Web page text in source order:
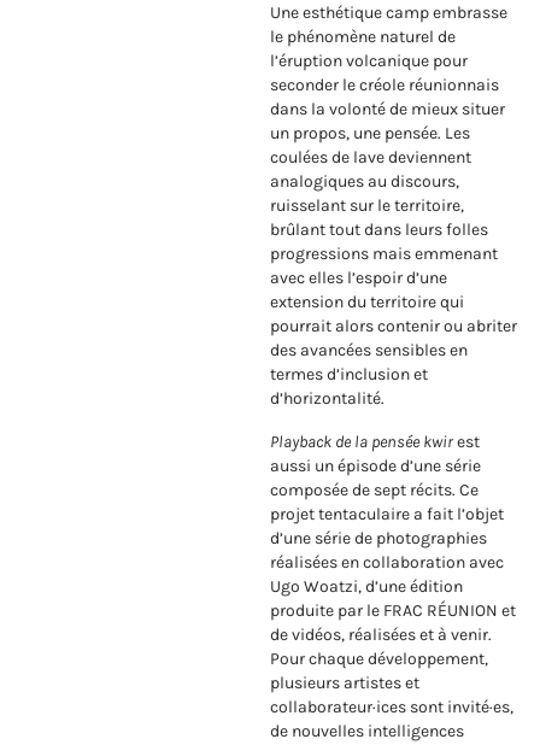
Une esthétique camp embrasse
le phénomène naturel de
l’éruption volcanique pour
seconder le créole réunionnais
dans la volonté de mieux situer
un propos, une pensée. Les
coulées de lave deviennent
analogiques au discours,
ruisselant sur le territoire,
brûlant tout dans leurs folles
progressions mais emmenant
avec elles l’espoir d’une
extension du territoire qui
pourrait alors contenir ou abriter
des avancées sensibles en
termes d’inclusion et
d’horizontalité.
Playback de la pensée kwirest
aussi un épisode d’une série
composée de sept récits. Ce
projet tentaculaire a fait l’objet
d’une série de photographies
réalisées en collaboration avec
Ugo Woatzi, d’une édition
produite par le FRAC RÉUNION et
de vidéos, réalisées et à venir.
Pour chaque développement,
plusieurs artistes et
collaborateur·ices sont invité·es,
de nouvelles intelligences